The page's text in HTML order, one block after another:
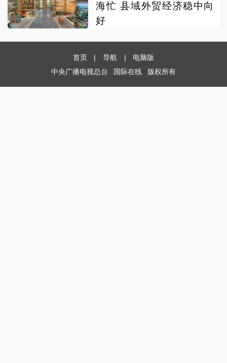
海忙 县域外贸经济稳中向
好
首页 | 导航 |
电脑版
中央广播电视总台
国际在线 版权所有